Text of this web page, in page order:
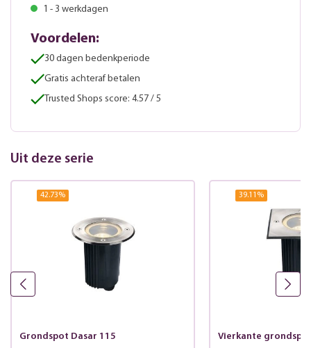
1 - 3 werkdagen
Voordelen:
30 dagen bedenkperiode
Gratis achteraf betalen
Trusted Shops score: 4.57 / 5
Uit deze serie
42.73%
Grondspot Dasar 115
39.11 %
Vierkante